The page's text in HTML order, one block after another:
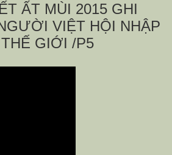
ẤT MÙI 2015 GHI
VIỆT HỘI NHẬP
GIỚI /P5